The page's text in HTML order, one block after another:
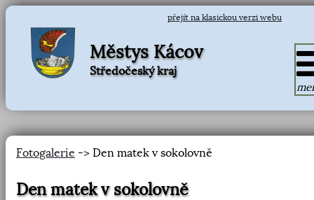
přejít na klasickou verzi webu
Městys Kácov
Středočeský kraj
Fotogalerie -> Den matek v sokolovně
Den matek v sokolovně